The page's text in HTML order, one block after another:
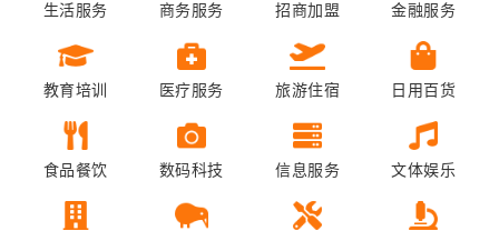
生活服务 商务服务 招商加盟 金融服务
教育培训 医疗服务 旅游住宿 日用百货
食品餐饮 数码科技 信息服务 文体娱乐